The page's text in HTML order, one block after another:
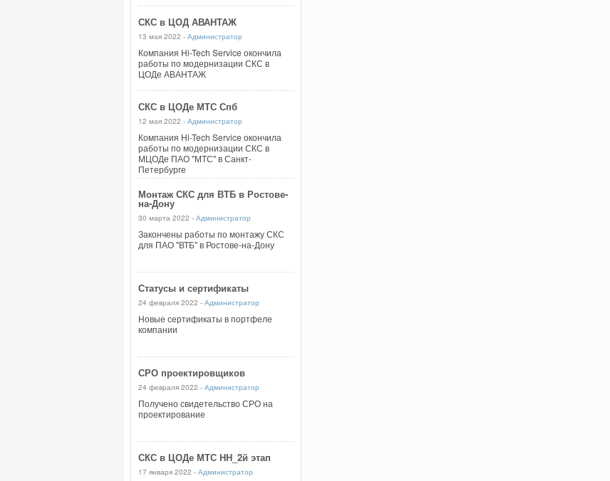
СКС в ЦОД АВАНТАЖ
13 мая 2022 - Администратор
Компания Hi-Tech Service окончила
работы по модернизации СКС в
ЦОДе АВАНТАЖ
СКС в ЦОДе МТС Спб
12 мая 2022 - Администратор
Компания Hi-Tech Service окончила
работы по модернизации СКС в
МЦОДе ПАО "МТС" в Санкт-
Петербурге
Монтаж СКС для ВТБ в Ростове-
на-Дону
30 марта 2022 - Администратор
Закончены работы по монтажу СКС
для ПАО "ВТБ" в Ростове-на-Дону
Статусы и сертификаты
24 февраля 2022 - Администратор
Новые сертификаты в портфеле
компании
СРО проектировщиков
24 февраля 2022 - Администратор
Получено свидетельство СРО на
проектирование
СКС в ЦОДе МТС НН_2й этап
17 января 2022 - Администратор